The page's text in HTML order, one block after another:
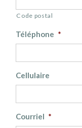
Code postal
Téléphone *
Cellulaire
Courriel *